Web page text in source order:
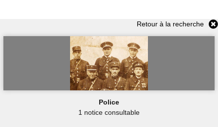
Retour à la recherche
Police
1 notice consultable